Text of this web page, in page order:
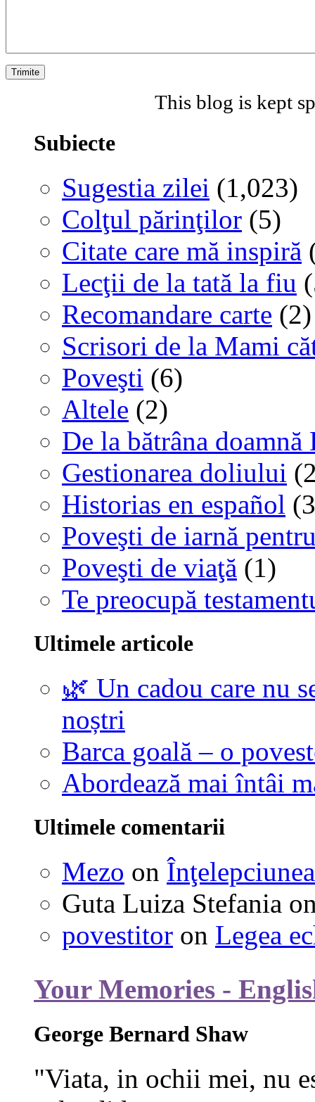
This blog is kept
Subiecte
Sugestia zilei (1,023)
Colţul părinţilor (5)
Citate care mă inspiră
Lecţii de la tată la fiu
Recomandare carte (2)
Scrisori de la Mami
Poveşti (6)
Altele (2)
De la bătrâna
Gestionarea doliului
Historias en español
Poveşti de iarnă
Poveşti de viaţă (1)
Te preocupă
Ultimele articole
🌿 Un cadou care nu
noștri
Barca goală – o
Abordează mai întâi
Ultimele comentarii
Mezo on Înţelepciunea
Guta Luiza Stefania
povestitor on Legea
Your Memories -
George Bernard Shaw
"Viata, in ochii mei, nu